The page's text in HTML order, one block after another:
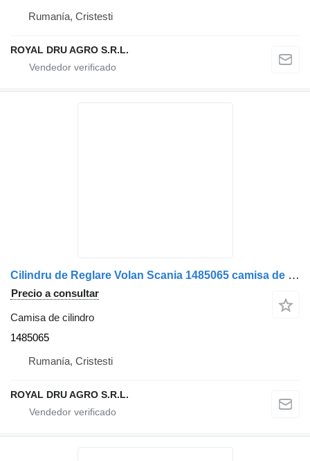
Rumanía, Cristesti
ROYAL DRU AGRO S.R.L.
Cilindru de Reglare Volan Scania 1485065 camisa de cilindro para camión
Precio a consultar
Camisa de cilindro
1485065
Rumanía, Cristesti
ROYAL DRU AGRO S.R.L.